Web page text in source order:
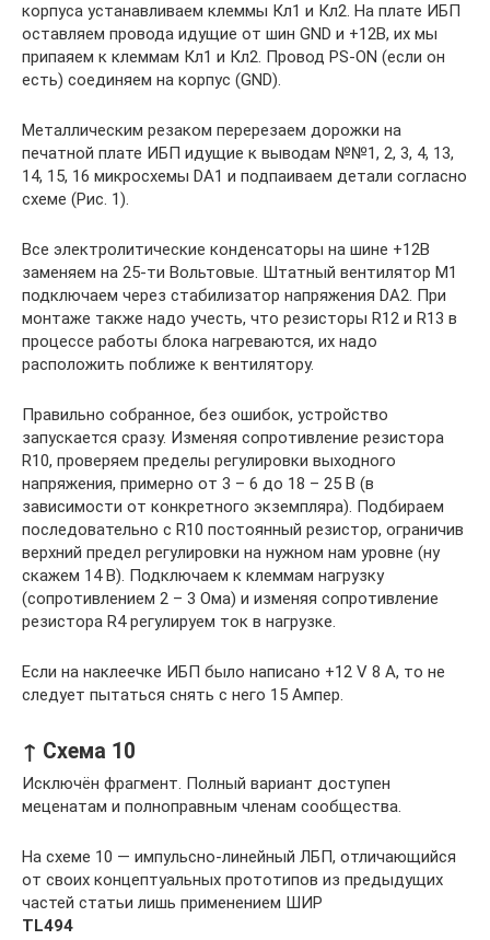
корпуса устанавливаем клеммы Кл1 и Кл2. На плате ИБП
оставляем провода идущие от шин GND и +12В, их мы
припаяем к клеммам Кл1 и Кл2. Провод PS-ON (если он
есть) соединяем на корпус (GND).
Металлическим резаком перерезаем дорожки на
печатной плате ИБП идущие к выводам №№1, 2, 3, 4, 13,
14, 15, 16 микросхемы DA1 и подпаиваем детали согласно
схеме (Рис. 1).
Все электролитические конденсаторы на шине +12В
заменяем на 25-ти Вольтовые. Штатный вентилятор М1
подключаем через стабилизатор напряжения DA2. При
монтаже также надо учесть, что резисторы R12 и R13 в
процессе работы блока нагреваются, их надо
расположить поближе к вентилятору.
Правильно собранное, без ошибок, устройство
запускается сразу. Изменяя сопротивление резистора
R10, проверяем пределы регулировки выходного
напряжения, примерно от 3 – 6 до 18 – 25 В (в
зависимости от конкретного экземпляра). Подбираем
последовательно с R10 постоянный резистор, ограничив
верхний предел регулировки на нужном нам уровне (ну
скажем 14 В). Подключаем к клеммам нагрузку
(сопротивлением 2 – 3 Ома) и изменяя сопротивление
резистора R4 регулируем ток в нагрузке.
Если на наклеечке ИБП было написано +12 V 8 A, то не
следует пытаться снять с него 15 Ампер.
↑ Схема 10
Исключён фрагмент. Полный вариант доступен
меценатам и полноправным членам сообщества.
На схеме 10 — импульсно-линейный ЛБП, отличающийся
от своих концептуальных прототипов из предыдущих
частей статьи лишь применением ШИР
TL494